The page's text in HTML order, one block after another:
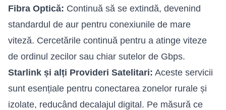
Fibra Optică: Continuă să se extindă, devenind
standardul de aur pentru conexiunile de mare
viteză. Cercetările continuă pentru a atinge viteze
de ordinul zecilor sau chiar sutelor de Gbps.
Starlink și alți Provideri Satelitari: Aceste servicii
sunt esențiale pentru conectarea zonelor rurale și
izolate, reducând decalajul digital. Pe măsură ce